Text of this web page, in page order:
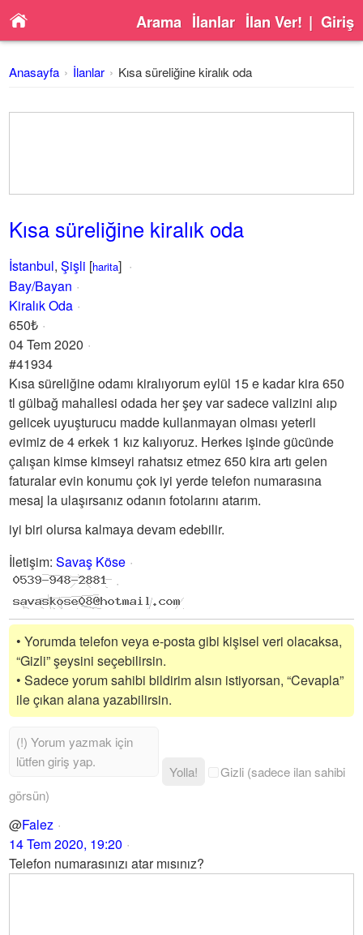
Arama İlanlar İlan Ver! | Giriş
Anasayfa İlanlar Kısa süreliğine kiralık oda
Kısa süreliğine kiralık oda
İstanbul,Şişli [harita]
Bay/Bayan
Kiralık Oda
650₺
04 Tem 2020
#41934
Kısa süreliğine odamı kiralıyorum eylül 15 e kadar kira 650
tl gülbağ mahallesi odada her şey var sadece valizini alıp
gelicek uyuşturucu madde kullanmayan olması yeterli
evimiz de 4 erkek 1 kız kalıyoruz. Herkes işinde gücünde
çalışan kimse kimseyi rahatsız etmez 650 kira artı gelen
faturalar evin konumu çok iyi yerde telefon numarasına
mesaj la ulaşırsanız odanın fotolarını atarım.
iyi biri olursa kalmaya devam edebilir.
İletişim:Savaş Köse
• Yorumda telefon veya e-posta gibi kişisel veri olacaksa,
“Gizli” şeysini seçebilirsin.
• Sadece yorum sahibi bildirim alsın istiyorsan, “Cevapla”
ile çıkan alana yazabilirsin.
Yolla!
Gizli (sadece ilan sahibi
görsün)
@Falez
14 Tem 2020, 19:20
Telefon numarasınızı atar mısınız?